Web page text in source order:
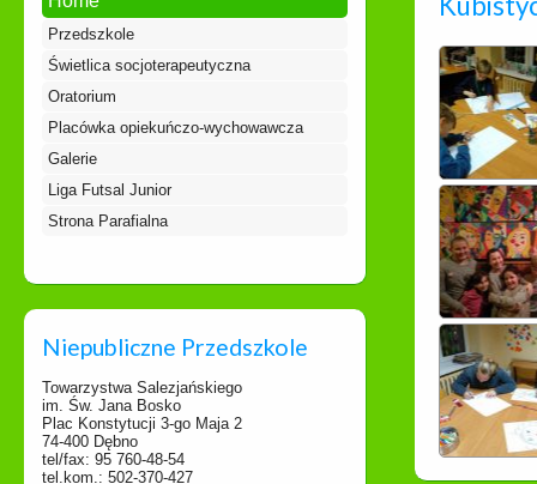
Przedszkole
Świetlica socjoterapeutyczna
Oratorium
Placówka opiekuńczo-wychowawcza
Galerie
Liga Futsal Junior
Strona Parafialna
Niepubliczne Przedszkole
Towarzystwa Salezjańskiego
im. Św. Jana Bosko
Plac Konstytucji 3-go Maja 2
74-400 Dębno
tel/fax: 95 760-48-54
tel.kom.: 502-370-427